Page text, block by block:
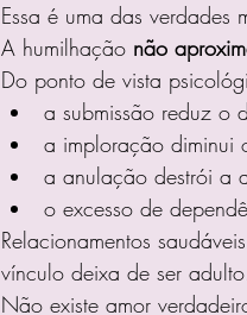
Essa é uma das
A humilhação não
Do ponto de vista
a submissão reduz o
a imploração diminui
a anulação destrói a
o excesso de
Relacionamentos
vínculo deixa de ser
Não existe amor